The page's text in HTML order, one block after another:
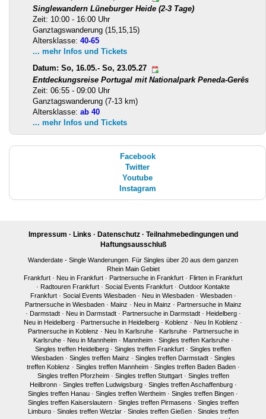
Singlewandern Lüneburger Heide (2-3 Tage)
Zeit: 10:00 - 16:00 Uhr
Ganztagswanderung (15,15,15)
Altersklasse: 40-65
... mehr Infos und Tickets
Datum: So, 16.05.- So, 23.05.27
Entdeckungsreise Portugal mit Nationalpark Peneda-Gerês
Zeit: 06:55 - 09:00 Uhr
Ganztagswanderung (7-13 km)
Altersklasse: ab 40
... mehr Infos und Tickets
Facebook
Twitter
Youtube
Instagram
Impressum · Links · Datenschutz· Teilnahmebedingungen und
Haftungsausschluß
Wanderdate - Single Wanderungen. Für Singles über 20 aus dem ganzen
Rhein Main Gebiet
Frankfurt · Neu in Frankfurt · Partnersuche in Frankfurt · Flirten in Frankfurt
· Radtouren Frankfurt · Social Events Frankfurt · Outdoor Kontakte
Frankfurt· Social Events Wiesbaden· Neu in Wiesbaden· Wiesbaden·
Partnersuche in Wiesbaden· Mainz · Neu in Mainz · Partnersuche in Mainz
· Darmstadt· Neu in Darmstadt· Partnersuche in Darmstadt· Heidelberg·
Neu in Heidelberg · Partnersuche in Heidelberg · Koblenz · Neu In Koblenz ·
Partnersuche in Koblenz · Neu In Karlsruhe· Karlsruhe· Partnersuche in
Karlsruhe· Neu in Mannheim· Mannheim· Singles treffen Karlsruhe·
Singles treffen Heidelberg · Singles treffen Frankfurt · Singles treffen
Wiesbaden· Singles treffen Mainz · Singles treffen Darmstadt· Singles
treffen Koblenz · Singles treffen Mannheim· Singles treffen Baden Baden·
Singles treffen Pforzheim· Singles treffen Stuttgart· Singles treffen
Heilbronn· Singles treffen Ludwigsburg· Singles treffen Aschaffenburg·
Singles treffen Hanau · Singles treffen Wertheim · Singles treffen Bingen ·
Singles treffen Kaiserslautern· Singles treffen Pirmasens · Singles treffen
Limburg· Singles treffen Wetzlar· Singles treffen Gießen· Singles treffen